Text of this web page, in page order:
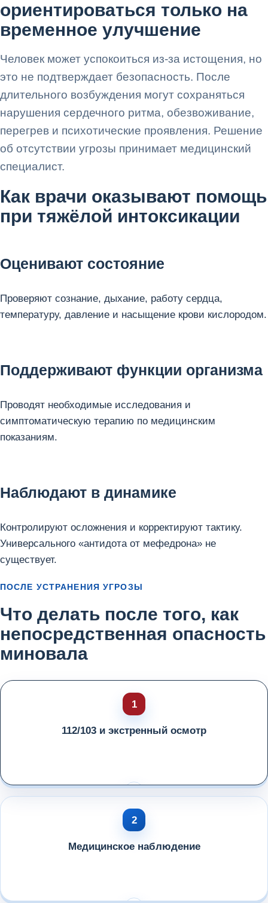
ориентироваться только на
временное улучшение
Человек может успокоиться из-за истощения, но
это не подтверждает безопасность. После
длительного возбуждения могут сохраняться
нарушения сердечного ритма, обезвоживание,
перегрев и психотические проявления. Решение
об отсутствии угрозы принимает медицинский
специалист.
Как врачи оказывают помощь
при тяжёлой интоксикации
Оценивают состояние
Проверяют сознание, дыхание, работу сердца,
температуру, давление и насыщение крови кислородом.
Поддерживают функции организма
Проводят необходимые исследования и
симптоматическую терапию по медицинским
показаниям.
Наблюдают в динамике
Контролируют осложнения и корректируют тактику.
Универсального «антидота от мефедрона» не
существует.
ПОСЛЕ УСТРАНЕНИЯ УГРОЗЫ
Что делать после того, как
непосредственная опасность
миновала
112/103 и экстренный осмотр
Медицинское наблюдение